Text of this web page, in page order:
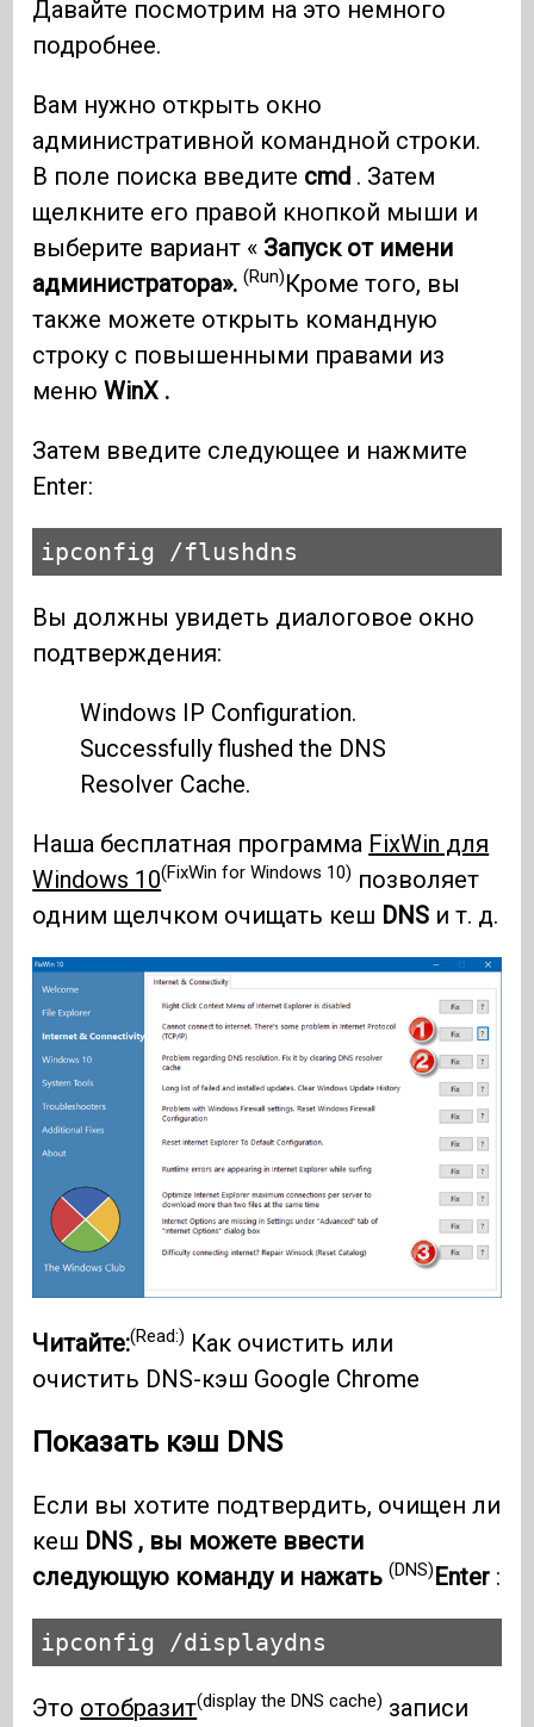
Давайте посмотрим на это немного
подробнее.
Вам нужно открыть окно
административной командной строки.
В поле поиска введите cmd . Затем
щелкните его правой кнопкой мыши и
выберите вариант « Запуск от имени
администратора».(Run)Кроме того, вы
также можете открыть командную
строку с повышенными правами из
менюWinX .
Затем введите следующее и нажмите
Enter:
ipconfig /flushdns
Вы должны увидеть диалоговое окно
подтверждения:
Windows IP Configuration.
Successfully flushed the DNS
Resolver Cache.
Наша бесплатная программа FixWin для
Windows 10(FixWin for Windows 10) позволяет
одним щелчком очищать кеш DNS и т. д.
Читайте:(Read:) Как очистить или
очистить DNS-кэш Google Chrome
Показать кэш DNS
Если вы хотите подтвердить, очищен ли
кеш DNS , вы можете ввести
следующую команду и нажать(DNS)Enter :
ipconfig /displaydns
Это отобразит(display the DNS cache) записи